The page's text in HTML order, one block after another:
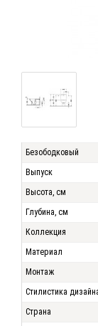
Безободковый
Выпуск
Высота, см
Глубина, см
Коллекция
Материал
Монтаж
Стилистика
Страна